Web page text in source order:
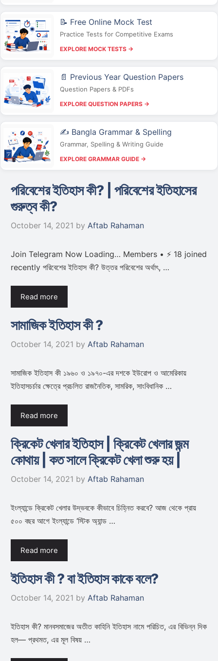
📝 Free Online Mock Test
Practice Tests for Competitive Exams
EXPLORE MOCK TESTS →
📄 Previous Year Question Papers
Question Papers & PDFs
EXPLORE QUESTION PAPERS →
✍️ Bangla Grammar & Spelling
Grammar, Spelling & Writing Guide
EXPLORE GRAMMAR GUIDE →
পরিবেশের ইতিহাস কী? | পরিবেশের ইতিহাসের
গুরুত্ব কী?
October 14, 2021 by Aftab Rahaman
Join Telegram Now Loading… Members • ⚡ 18 joined
recently পরিবেশের ইতিহাস কী? উত্তর পরিবেশের অর্থাৎ, …
Read more
সামাজিক ইতিহাস কী ?
October 14, 2021 by Aftab Rahaman
সামাজিক ইতিহাস কী ১৯৬০ ও ১৯৭০-এর দশকে ইউরোপ ও আমেরিকায়
ইতিহাসচর্চার ক্ষেত্রে প্রচলিত রাজনৈতিক, সামরিক, সাংবিধানিক …
Read more
ক্রিকেট খেলার ইতিহাস | ক্রিকেট খেলার জন্ম
কোথায় | কত সালে ক্রিকেট খেলা শুরু হয় |
October 14, 2021 by Aftab Rahaman
ইংল্যান্ডে ক্রিকেট খেলার উদ্ভবকে কীভাবে চিহ্নিত করবে? আজ থেকে প্রায়
৫০০ বছর আগে ইংল্যান্ডে ‘স্টিক অ্যান্ড …
Read more
ইতিহাস কী ? বা ইতিহাস কাকে বলে?
October 14, 2021 by Aftab Rahaman
ইতিহাস কী? মানবসমাজের অতীত কাহিনি ইতিহাস নামে পরিচিত, এর বিভিন্ন দিক
হল— প্রথমত, এর মূল বিষয় …